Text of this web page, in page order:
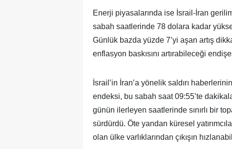
Enerji piyasalarında ise İsrail-İran
sabah saatlerinde 78 dolara kadar
Günlük bazda yüzde 7’yi aşan artış
enflasyon baskısını artırabileceği
İsrail’in İran’a yönelik saldırı
endeksi, bu sabah saat 09:55’te
günün ilerleyen saatlerinde sınırlı bir
sürdürdü. Öte yandan küresel
olan ülke varlıklarından çıkışın